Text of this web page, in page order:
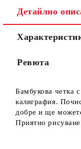
Детайлно
Ревюта
Бамбукова четка
калиграфия.
добре и ще
Приятно